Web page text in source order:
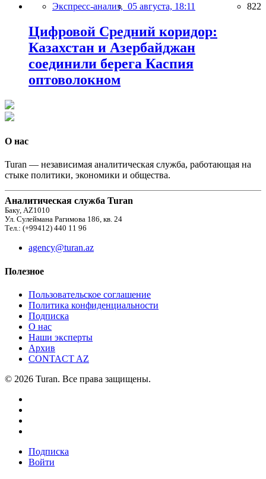
Экспресс-анализ, 05 августа, 18:11 822
Цифровой Средний коридор:
Казахстан и Азербайджан
соединили берега Каспия
оптоволокном
О нас
Turan — независимая аналитическая служба, работающая на
стыке политики, экономики и общества.
Аналитическая служба Turan
Баку, AZ1010
Ул. Сулеймана Рагимова 186, кв. 24
Тел.: (+99412) 440 11 96
agency@turan.az
Полезное
Пользовательское соглашение
Политика конфиденциальности
Подписка
О нас
Наши эксперты
Архив
CONTACT AZ
© 2026 Turan. Все права защищены.
Подписка
Войти